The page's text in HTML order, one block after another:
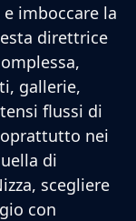
imboccare la
direttrice
gallerie,
flussi di
nei
di
scegliere
con